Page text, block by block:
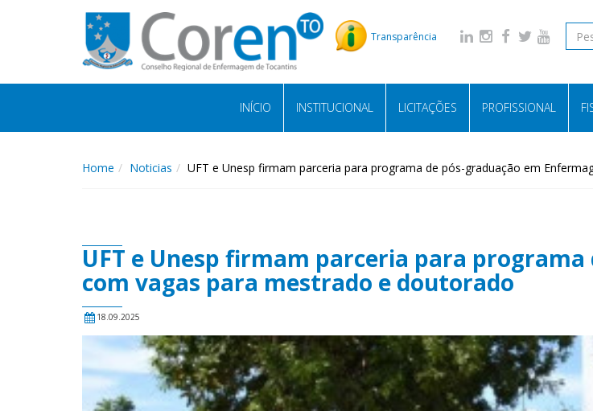
Transparência
INÍCIO INSTITUCIONAL LICITAÇÕES PROFISSIONAL
Home Noticias UFT e Unesp firmam parceria para programa de pós-graduação em
UFT e Unesp firmam parceria para
com vagas para mestrado e doutorado
18.09.2025